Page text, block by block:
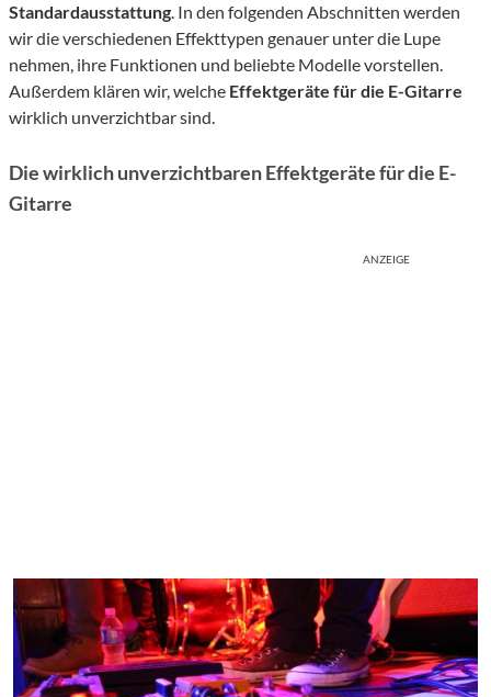
Standardausstattung. In den folgenden Abschnitten werden
wir die verschiedenen Effekttypen genauer unter die Lupe
nehmen, ihre Funktionen und beliebte Modelle vorstellen.
Außerdem klären wir, welche Effektgeräte für die E-Gitarre
wirklich unverzichtbar sind.
Die wirklich unverzichtbaren Effektgeräte für die E-
Gitarre
ANZEIGE